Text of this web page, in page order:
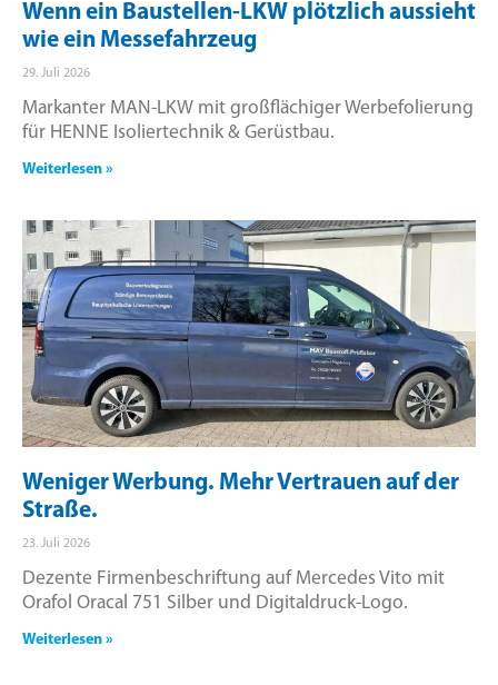
Wenn ein Baustellen-LKW plötzlich aussieht
wie ein Messefahrzeug
29. Juli 2026
Markanter MAN-LKW mit großflächiger Werbefolierung
für HENNE Isoliertechnik & Gerüstbau.
Weiterlesen »
Weniger Werbung. Mehr Vertrauen auf der
Straße.
23. Juli 2026
Dezente Firmenbeschriftung auf Mercedes Vito mit
Orafol Oracal 751 Silber und Digitaldruck-Logo.
Weiterlesen »